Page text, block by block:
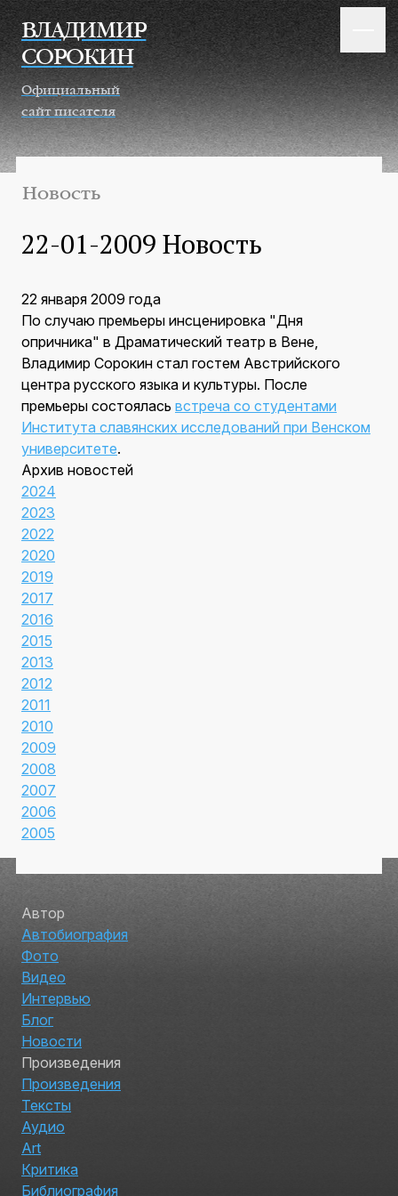
Перейти к основному содержанию
ВЛАДИМИР
СОРОКИН
Официальный
сайт писателя
Новость
22-01-2009 Новость
22 января 2009 года
По случаю премьеры инсценировка "Дня
опричника" в Драматический театр в Вене,
Владимир Сорокин стал гостем Австрийского
центра русского языка и культуры. После
премьеры состоялась встреча со студентами
Института славянских исследований при Венском
университете.
Архив новостей
2024
2023
2022
2020
2019
2017
2016
2015
2013
2012
2011
2010
2009
2008
2007
2006
2005
Автор
Автобиография
Фото
Видео
Интервью
Блог
Новости
Произведения
Произведения
Тексты
Аудио
Art
Критика
Библиография